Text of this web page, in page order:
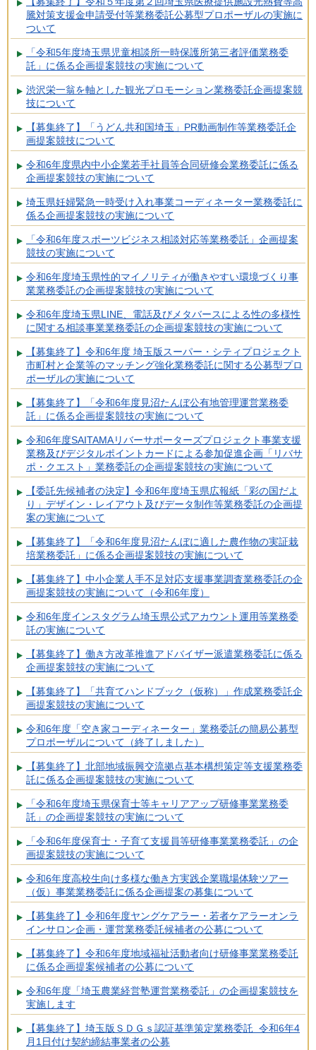
騰対策支援金申請受付等業務委託公募型プロポーザルの実施に
ついて
「令和5年度埼玉県児童相談所一時保護所第三者評価業務委
託」に係る企画提案競技の実施について
渋沢栄一翁を軸とした観光プロモーション業務委託企画提案競
技について
【募集終了】「うどん共和国埼玉」PR動画制作等業務委託企
画提案競技について
令和6年度県内中小企業若手社員等合同研修会業務委託に係る
企画提案競技の実施について
埼玉県妊婦緊急一時受け入れ事業コーディネーター業務委託に
係る企画提案競技の実施について
「令和6年度スポーツビジネス相談対応等業務委託」企画提案
競技の実施について
令和6年度埼玉県性的マイノリティが働きやすい環境づくり事
業業務委託の企画提案競技の実施について
令和6年度埼玉県LINE、電話及びメタバースによる性の多様性
に関する相談事業業務委託の企画提案競技の実施について
【募集終了】令和6年度 埼玉版スーパー・シティプロジェクト
市町村と企業等のマッチング強化業務委託に関する公募型プロ
ポーザルの実施について
【募集終了】「令和6年度見沼たんぼ公有地管理運営業務委
託」に係る企画提案競技の実施について
令和6年度SAITAMAリバーサポーターズプロジェクト事業支援
業務及びデジタルポイントカードによる参加促進企画「リバサ
ポ・クエスト」業務委託の企画提案競技の実施について
【委託先候補者の決定】令和6年度埼玉県広報紙「彩の国だよ
り」デザイン・レイアウト及びデータ制作等業務委託の企画提
案の実施について
【募集終了】「令和6年度見沼たんぼに適した農作物の実証栽
培業務委託」に係る企画提案競技の実施について
【募集終了】中小企業人手不足対応支援事業調査業務委託の企
画提案競技の実施について（令和6年度）
令和6年度インスタグラム埼玉県公式アカウント運用等業務委
託の実施について
【募集終了】働き方改革推進アドバイザー派遣業務委託に係る
企画提案競技の実施について
【募集終了】「共育てハンドブック（仮称）」作成業務委託企
画提案競技の実施について
令和6年度「空き家コーディネーター」業務委託の簡易公募型
プロポーザルについて（終了しました）
【募集終了】北部地域振興交流拠点基本構想策定等支援業務委
託に係る企画提案競技の実施について
「令和6年度埼玉県保育士等キャリアアップ研修事業業務委
託」の企画提案競技の実施について
「令和6年度保育士・子育て支援員等研修事業業務委託」の企
画提案競技の実施について
令和6年度高校生向け多様な働き方実践企業職場体験ツアー
（仮）事業業務委託に係る企画提案の募集について
【募集終了】令和6年度ヤングケアラー・若者ケアラーオンラ
インサロン企画・運営業務委託候補者の公募について
【募集終了】令和6年度地域福祉活動者向け研修事業業務委託
に係る企画提案候補者の公募について
令和6年度「埼玉農業経営塾運営業務委託」の企画提案競技を
実施します
【募集終了】埼玉版ＳＤＧｓ認証基準策定業務委託 令和6年4
月1日付け契約締結事業者の公募